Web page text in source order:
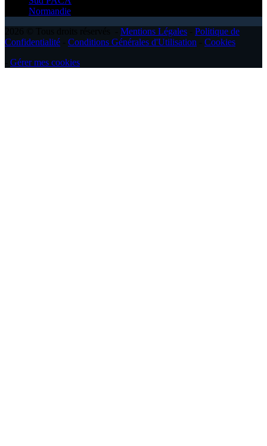
Normandie
Mentions Légales
Politique de
Confidentialité
Conditions Générales d'Utilisation
Cookies
Gérer mes cookies